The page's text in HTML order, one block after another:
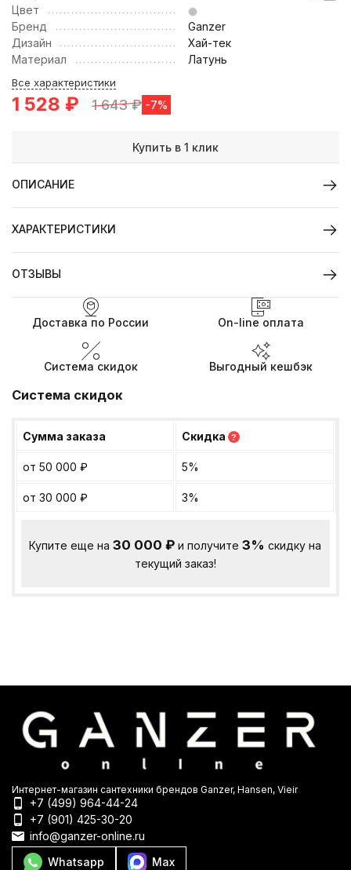
Цвет
Бренд
Ganzer
Дизайн
Хай-тек
Материал
Латунь
Все характеристики
1 528 ₽ 1 643₽ -7%
Купить в 1 клик
ОПИСАНИЕ
ХАРАКТЕРИСТИКИ
ОТЗЫВЫ
Доставка по России On-line оплата
Система скидок Выгодный кешбэк
Система скидок
Сумма заказа Скидка ?
от 50 000 ₽ 5%
от 30 000 ₽ 3%
Купите еще на30 000₽ и получите3% скидку на
текущий заказ!
Интернет-магазин сантехники брендов Ganzer, Hansen, Vieir
+7 (499) 964-44-24
+7 (901) 425-30-20
info@ganzer-online.ru
Whatsapp
Max